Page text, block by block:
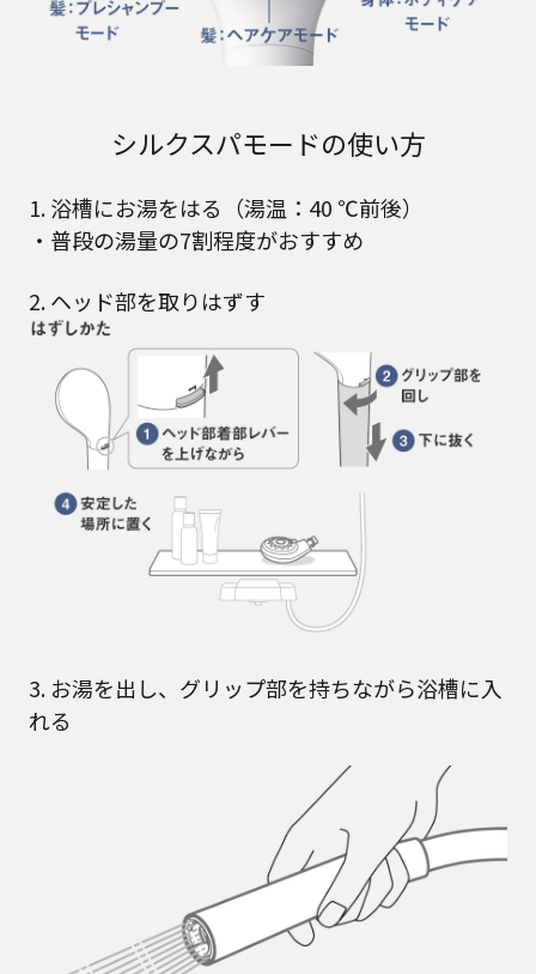
シルクスパモードの使い方
1. 浴槽にお湯をはる（湯温：40 ℃前後）
・普段の湯量の7割程度がおすすめ
2. ヘッド部を取りはずす
3. お湯を出し、グリップ部を持ちながら浴槽に入
れる